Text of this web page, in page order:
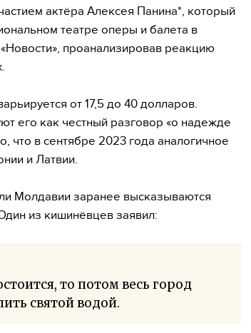
актёра Алексея Панина*, который
театре оперы и балета в
проанализировав реакцию
от 17,5 до 40 долларов.
его как честный разговор «о надежде
что в сентябре 2023 года аналогичное
и Латвии.
Молдавии заранее высказываются
из кишинёвцев заявил:
то потом весь город
святой водой.